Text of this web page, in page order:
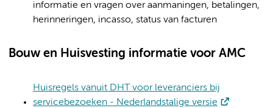
informatie en vragen over aanmaningen, betalingen,
herinneringen, incasso, status van facturen
Bouw en Huisvesting informatie voor AMC
Huisregels vanuit DHT voor leveranciers bij
servicebezoeken - Nederlandstalige versie